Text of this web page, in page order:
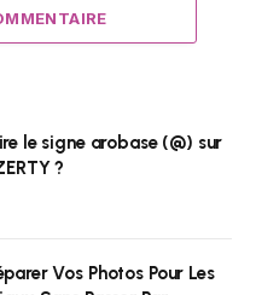
le signe arobase (@) sur
?
Vos Photos Pour Les